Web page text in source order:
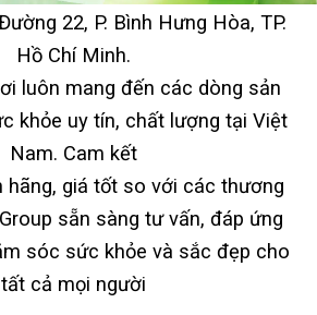
22, P. Bình Hưng Hòa, TP.
Hồ Chí Minh.
luôn mang đến các dòng sản
khỏe uy tín, chất lượng tại Việt
Nam. Cam kết
hãng, giá tốt so với các thương
sẵn sàng tư vấn, đáp ứng
sóc sức khỏe và sắc đẹp cho
tất cả mọi người